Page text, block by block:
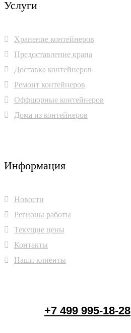
Услуги
Хранение контейнеров
Предоставление крана
Доставка контейнеров
Ремонт контейнеров
Оффшорные контейнеров
Дома из контейнеров
Информация
Новости
Регионы работы
Текущие цены
Контакты
Наши клиенты
+7 499 995-18-28